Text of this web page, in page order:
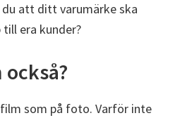
du att ditt varumärke ska
era kunder?
som på foto. Varför inte